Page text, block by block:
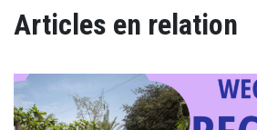
Articles en relation